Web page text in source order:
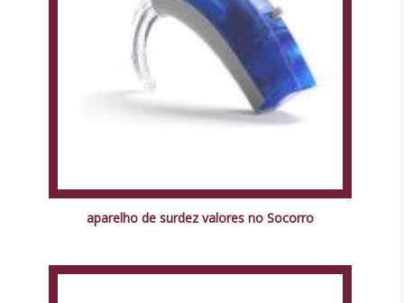
aparelho de surdez valores no Socorro